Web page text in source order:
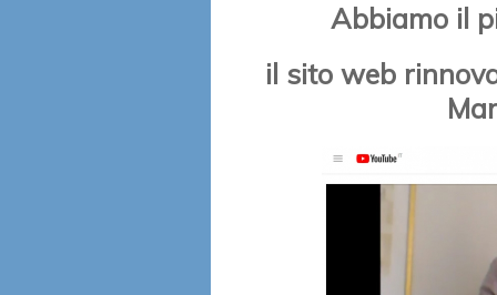
Abbiamo il
il sito web